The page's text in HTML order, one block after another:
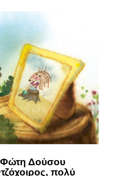
Φώτη Δούσου
πολύ